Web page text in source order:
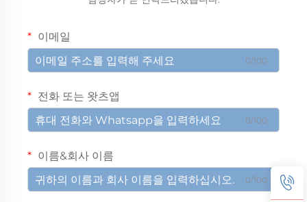
이메일
0/100
전화 또는 왓츠앱
0/100
이름&회사 이름
0/100